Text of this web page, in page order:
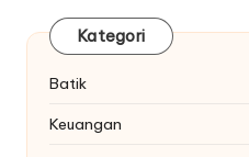
Kategori
Batik
Keuangan